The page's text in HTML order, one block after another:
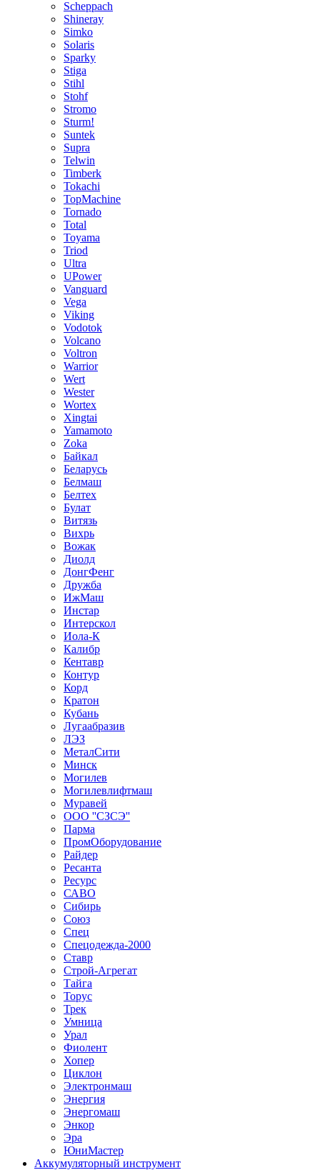
Scheppach
Shineray
Simko
Solaris
Sparky
Stiga
Stihl
Stohf
Stromo
Sturm!
Suntek
Supra
Telwin
Timberk
Tokachi
TopMachine
Tornado
Total
Toyama
Triod
Ultra
UPower
Vanguard
Vega
Viking
Vodotok
Volcano
Voltron
Warrior
Wert
Wester
Wortex
Xingtai
Yamamoto
Zoka
Байкал
Беларусь
Белмаш
Белтех
Булат
Витязь
Вихрь
Вожак
Диолд
ДонгФенг
Дружба
ИжМаш
Инстар
Интерскол
Иола-К
Калибр
Кентавр
Контур
Корд
Кратон
Кубань
Лугаабразив
ЛЭЗ
МеталСити
Минск
Могилев
Могилевлифтмаш
Муравей
ООО ''СЗСЭ''
Парма
ПромОборудование
Райдер
Ресанта
Ресурс
САВО
Сибирь
Союз
Спец
Спецодежда-2000
Ставр
Строй-Агрегат
Тайга
Торус
Трек
Умница
Урал
Фиолент
Хопер
Циклон
Электронмаш
Энергия
Энергомаш
Энкор
Эра
ЮниМастер
Аккумуляторный инструмент